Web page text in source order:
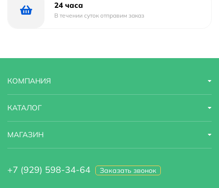
24 часа
В течении суток отправим заказ
КОМПАНИЯ
КАТАЛОГ
МАГАЗИН
+7 (929) 598-34-64 Заказать звонок